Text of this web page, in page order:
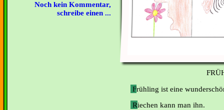
Noch kein Kommentar,
schreibe einen ...
Frühling ist eine
Riechen kann man ihn.